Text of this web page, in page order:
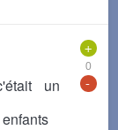
+
0
-
un